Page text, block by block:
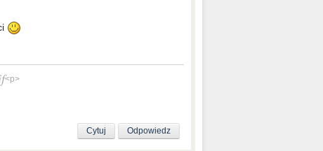
<p>
Odpowiedz
Cytuj